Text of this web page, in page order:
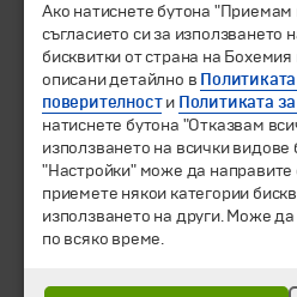
Промоции
Горещи оферти
Потвърдени дати
Празници
Оферта на деня
Туристически обекти
Самолетни билети
Ако натиснете бутона
съгласието си за използването
бисквитки от страна на
описани детайлно в
поверителности Политиката
натиснете бутона "Отказвам
използването на всички видове
"Настройки" може да направите
приемете някои категории
използването на други. Може
по всяко време.